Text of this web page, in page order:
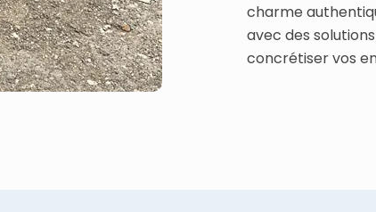
charme
avec des
concrétiser vos